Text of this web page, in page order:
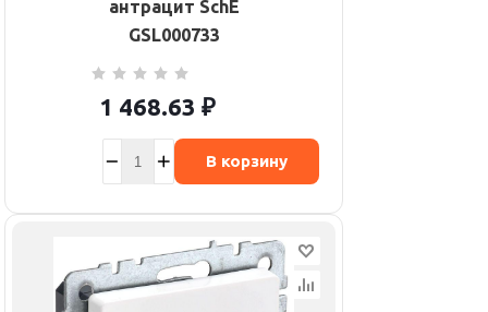
антрацит SchE
GSL000733
1 468.63 ₽
В корзину